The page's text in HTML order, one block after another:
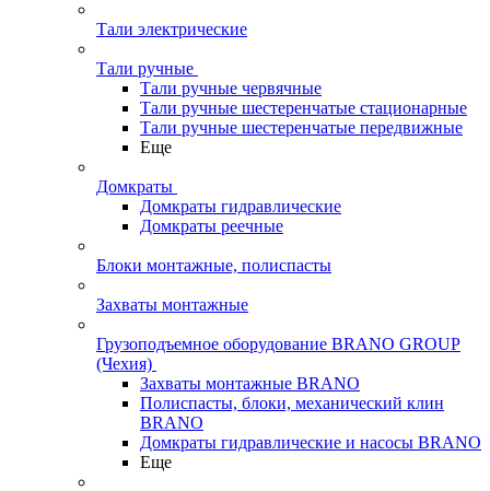
Тали электрические
Тали ручные
Тали ручные червячные
Тали ручные шестеренчатые стационарные
Тали ручные шестеренчатые передвижные
Еще
Домкраты
Домкраты гидравлические
Домкраты реечные
Блоки монтажные, полиспасты
Захваты монтажные
Грузоподъемное оборудование BRANO GROUP
(Чехия)
Захваты монтажные BRANO
Полиспасты, блоки, механический клин
BRANO
Домкраты гидравлические и насосы BRANO
Еще